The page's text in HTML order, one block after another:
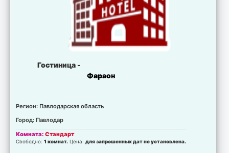
Гостиница -
Фараон
Регион: Павлодарская область
Город: Павлодар
Комната:Стандарт
Свободно:1 комнат. Цена:для запрошенных дат не установлена.